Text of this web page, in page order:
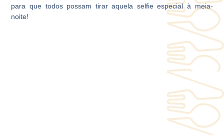
para que todos possam tirar aquela selfie especial à meia-
noite!